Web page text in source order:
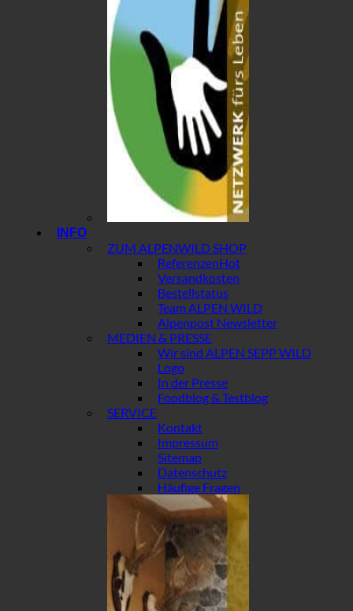
INFO
ZUM ALPENWILD SHOP
Referenzen
Versandkosten
Bestellstatus
Team ALPEN WILD
Alpenpost Newsletter
MEDIEN & PRESSE
Wir sind ALPEN SEPP WILD
Logo
In der Presse
Foodblog & Testblog
SERVICE
Kontakt
Impressum
Sitemap
Datenschutz
Häufige Fragen